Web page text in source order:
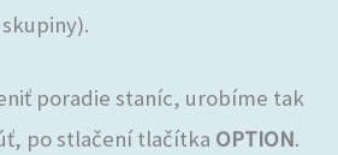
poradie staníc, urobíme tak
po stlačení tlačítka OPTION.